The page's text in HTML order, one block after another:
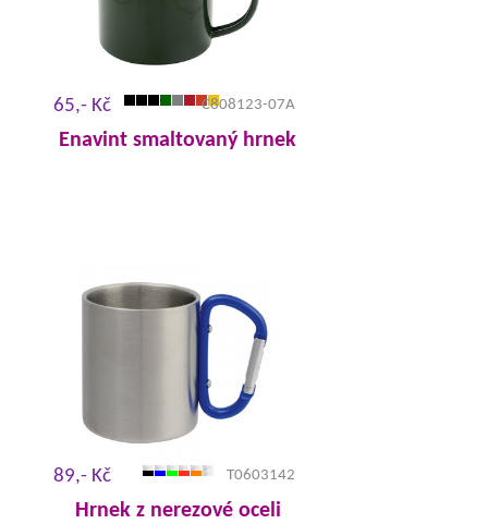
65,- Kč C808123-07A
Enavint smaltovaný hrnek
89,- Kč T0603142
Hrnek z nerezové oceli